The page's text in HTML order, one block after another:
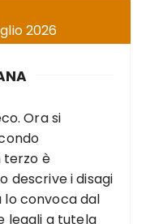
2026
Ora si
terzo è
descrive i disagi
lo convoca dal
legali a tutela